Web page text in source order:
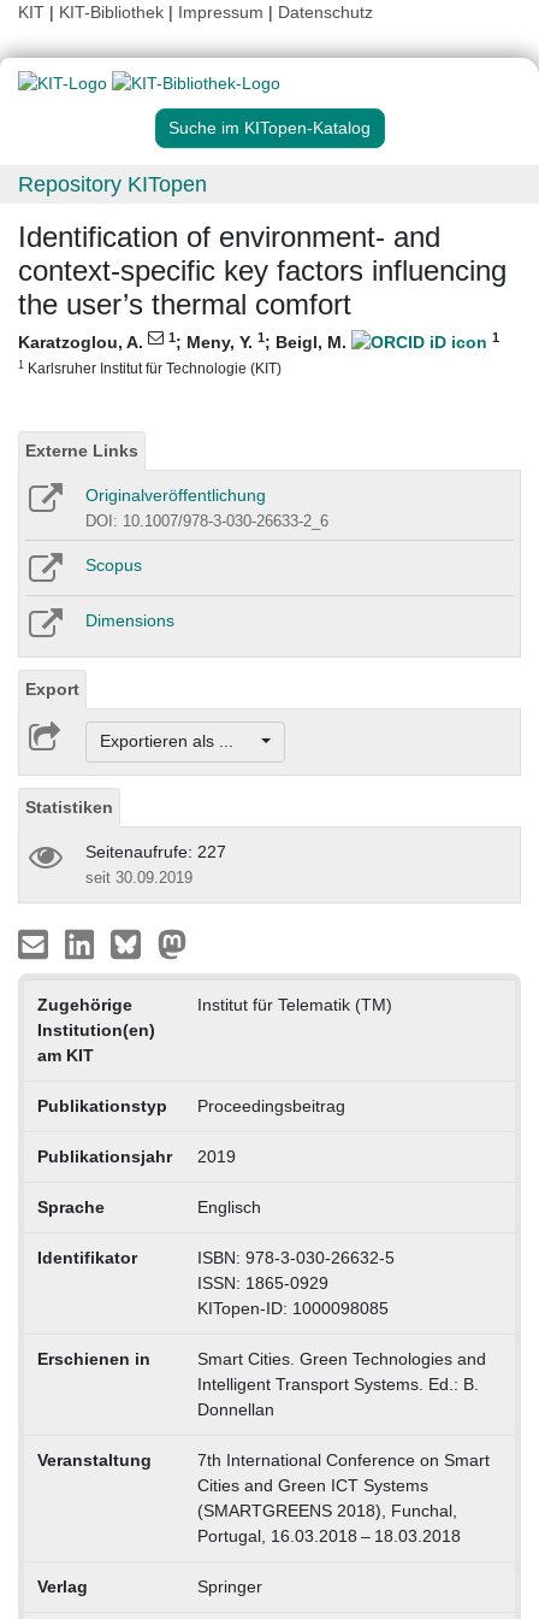
KIT | KIT-Bibliothek | Impressum | Datenschutz
Suche im KITopen-Katalog
Repository KITopen
Identification of environment- and
context-specific key factors influencing
the user’s thermal comfort
Karatzoglou, A. 1; Meny, Y. 1; Beigl, M. 1
1 Karlsruher Institut für Technologie (KIT)
Externe Links
Originalveröffentlichung
DOI: 10.1007/978-3-030-26633-2_6
Scopus
Dimensions
Export
Exportieren als ...
Statistiken
Seitenaufrufe: 227
seit 30.09.2019
Zugehörige
Institution(en)
am KIT
Institut für Telematik (TM)
Publikationstyp Proceedingsbeitrag
Publikationsjahr 2019
Sprache Englisch
Identifikator
ISBN: 978-3-030-26632-5
ISSN: 1865-0929
KITopen-ID: 1000098085
Erschienen in
Smart Cities. Green Technologies and
Intelligent Transport Systems. Ed.: B.
Donnellan
Veranstaltung
7th International Conference on Smart
Cities and Green ICT Systems
(SMARTGREENS 2018), Funchal,
Portugal, 16.03.2018 – 18.03.2018
Verlag Springer